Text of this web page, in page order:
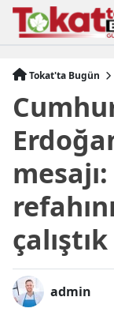
Tokat'ta Bugün
çalıştık
admin